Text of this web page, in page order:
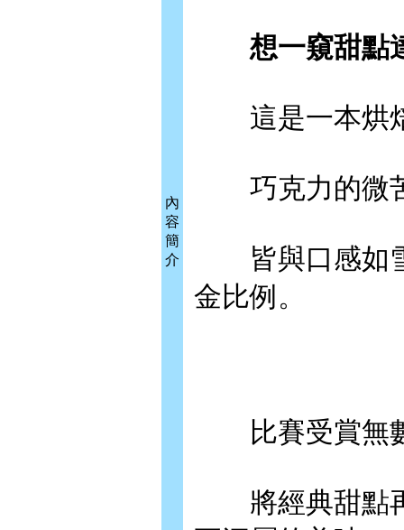
內
容
簡
介
想一窺甜點達
這是一本烘焙
巧克力的微
皆與口感如雪
金比例。
比賽受賞無
將經典甜點再